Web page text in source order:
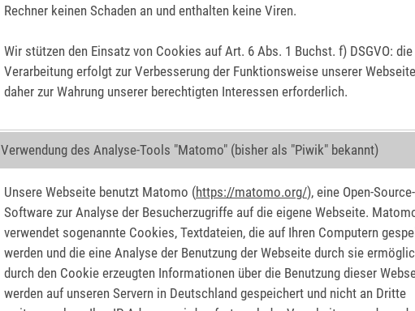
Rechner keinen Schaden an und enthalten keine Viren.
Wir stützen den Einsatz von Cookies auf Art. 6 Abs. 1 Buchst. f) DSGVO: die
Verarbeitung erfolgt zur Verbesserung der Funktionsweise unserer
daher zur Wahrung unserer berechtigten Interessen erforderlich.
Verwendung des Analyse-Tools "Matomo" (bisher als "Piwik" bekannt)
Unsere Webseite benutzt Matomo (https://matomo.org/), eine Open-Source-
Software zur Analyse der Besucherzugriffe auf die eigene Webseite.
verwendet sogenannte Cookies, Textdateien, die auf Ihren Computern
werden und die eine Analyse der Benutzung der Webseite durch sie
durch den Cookie erzeugten Informationen über die Benutzung dieser
werden auf unseren Servern in Deutschland gespeichert und nicht an Dritte